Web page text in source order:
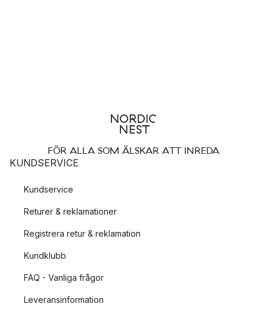
FÖR ALLA SOM ÄLSKAR ATT INREDA
KUNDSERVICE
Kundservice
Returer & reklamationer
Registrera retur & reklamation
Kundklubb
FAQ - Vanliga frågor
Leveransinformation